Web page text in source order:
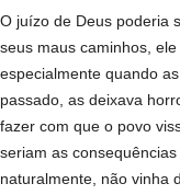
O juízo de Deus poderia
seus maus caminhos,
especialmente quando
passado, as deixava
fazer com que o povo
seriam as
naturalmente, não vinha